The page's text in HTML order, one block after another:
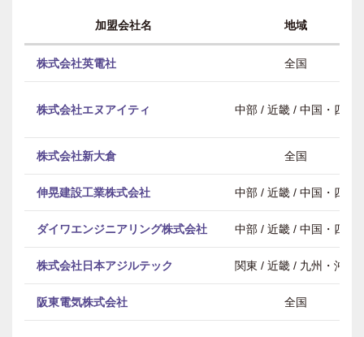
加盟会社名 地域
株式会社英電社 全国
株式会社エヌアイティ 中部 / 近畿 / 中国・四国
株式会社新大倉 全国
伸晃建設工業株式会社 中部 / 近畿 / 中国・四国
ダイワエンジニアリング株式会社 中部 / 近畿 / 中国・四国
株式会社日本アジルテック 関東 / 近畿 / 九州・沖縄
阪東電気株式会社 全国